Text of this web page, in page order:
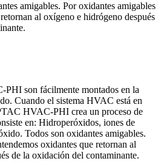
amigables. Por oxidantes amigables
al oxígeno e hidrógeno después
son fácilmente montados en la
Cuando el sistema HVAC está en
HVAC-PHI crea un proceso de
en: Hidroperóxidos, iones de
Todos son oxidantes amigables.
oxidantes que retornan al
de la oxidación del contaminante.